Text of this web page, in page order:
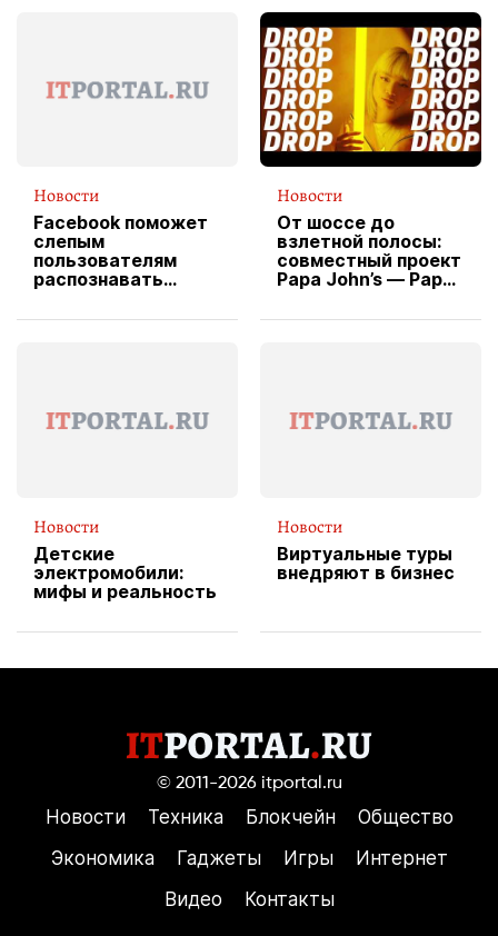
Новости
Facebook поможет
слепым
пользователям
распознавать
Новости
От шоссе до
взлетной полосы:
совместный проект
Papa John’s — Papa
вводит
Новости
Детские
электромобили:
мифы и реальность
Новости
Виртуальные туры
внедряют в бизнес
© 2011-2026 itportal.ru
Новости Техника Блокчейн
Общество
Экономика
Гаджеты Игры
Интернет
Видео
Контакты